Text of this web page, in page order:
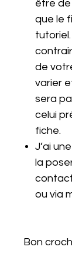
être de
que le
de
varier
sera
celui
fiche.
J’ai
la
ou via
Bon